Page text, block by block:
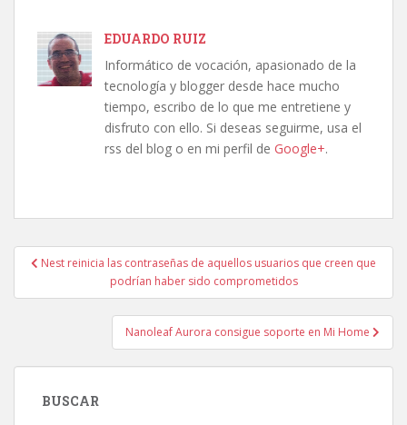
EDUARDO RUIZ
Informático de vocación, apasionado de la
tecnología y blogger desde hace mucho
tiempo, escribo de lo que me entretiene y
disfruto con ello. Si deseas seguirme, usa el
rss del blog o en mi perfil de Google+.
Navegación
entradas
Nest reinicia las contraseñas de aquellos usuarios que creen que
podrían haber sido comprometidos
Nanoleaf Aurora consigue soporte en Mi Home
BUSCAR